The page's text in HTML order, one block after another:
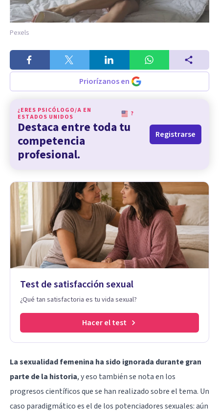
Pexels
Priorízanos en
¿ERES PSICÓLOGO/A EN
ESTADOS UNIDOS
?
Destaca entre toda tu
competencia
profesional.
Registrarse
Test de satisfacción sexual
¿Qué tan satisfactoria es tu vida sexual?
Hacer el test
La sexualidad femenina ha sido ignorada durante gran
parte de la historia, y eso también se nota en los
progresos científicos que se han realizado sobre el tema. Un
caso paradigmático es el de los potenciadores sexuales: aún